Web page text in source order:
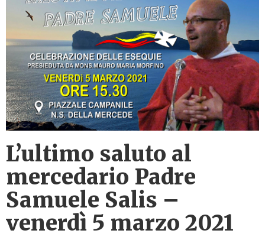
L’ultimo saluto al
mercedario Padre
Samuele Salis –
venerdì 5 marzo 2021